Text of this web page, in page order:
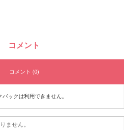
コメント
コメント (0)
バックは利用できません。
ません。